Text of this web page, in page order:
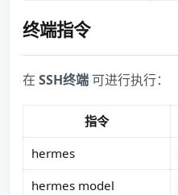
终端指令
在 SSH终端 可进行执行：
指令
hermes
hermes model